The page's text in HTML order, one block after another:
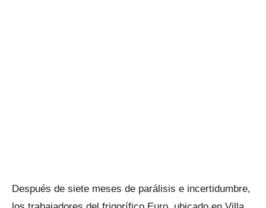
Después de siete meses de parálisis e incertidumbre,